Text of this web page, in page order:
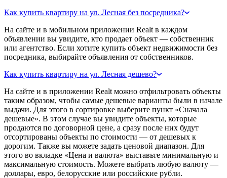
Как купить квартиру на ул. Лесная без посредника?
На сайте и в мобильном приложении Realt в каждом
объявлении вы увидите, кто продает объект — собственник
или агентство. Если хотите купить объект недвижимости без
посредника, выбирайте объявления от собственников.
Как купить квартиру на ул. Лесная дешево?
На сайте и в приложении Realt можно отфильтровать объекты
таким образом, чтобы самые дешевые варианты были в начале
выдачи. Для этого в сортировке выберите пункт «Сначала
дешевые». В этом случае вы увидите объекты, которые
продаются по договорной цене, а сразу после них будут
отсортированы объекты по стоимости — от дешевых к
дорогим. Также вы можете задать ценовой диапазон. Для
этого во вкладке «Цена и валюта» выставьте минимальную и
максимальную стоимость. Можете выбрать любую валюту —
доллары, евро, белорусские или российские рубли.